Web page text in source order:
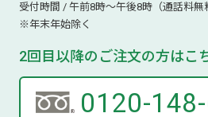
受付時間 / 午前8時～午後8時（通話料無
※年末年始除く
2回目以降のご注文の方はこ
0120-